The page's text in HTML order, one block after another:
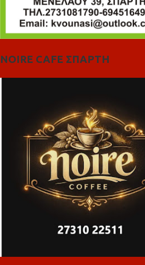
NOIRE CAFE ΣΠΑΡΤΗ